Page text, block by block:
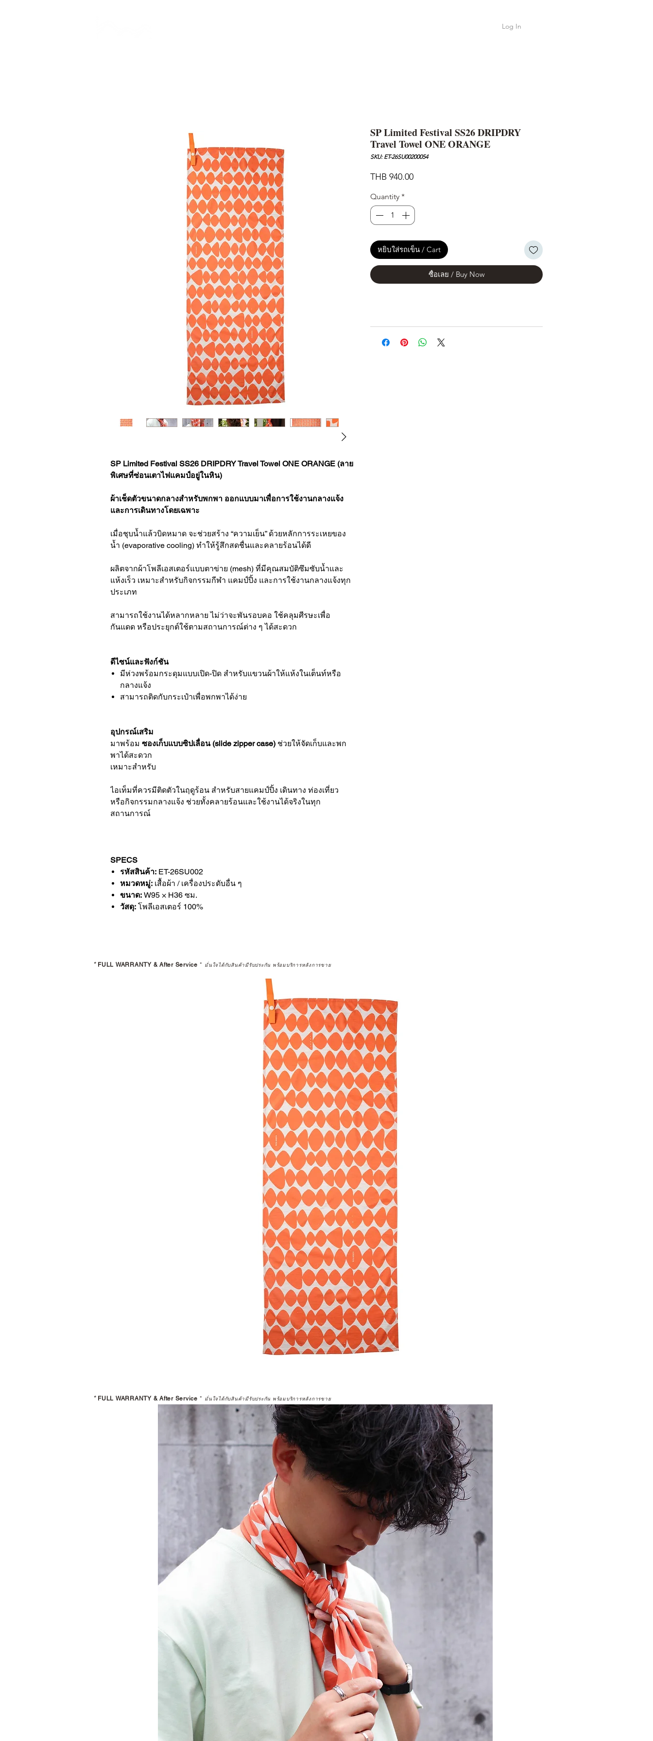
Log In
SP Limited Festival SS26 DRIPDRY Travel Towel ONE ORANGE (ลาย
พิเศษที่ซ่อนเตาไฟแคมป์อยู่ในหิน)
ผ้าเช็ดตัวขนาดกลางสำหรับพกพา ออกแบบมาเพื่อการใช้งานกลางแจ้ง
และการเดินทางโดยเฉพาะ
เมื่อชุบน้ำแล้วบิดหมาด จะช่วยสร้าง “ความเย็น” ด้วยหลักการระเหยของ
น้ำ (evaporative cooling) ทำให้รู้สึกสดชื่นและคลายร้อนได้ดี
ผลิตจากผ้าโพลีเอสเตอร์แบบตาข่าย (mesh) ที่มีคุณสมบัติซึมซับน้ำและ
แห้งเร็ว เหมาะสำหรับกิจกรรมกีฬา แคมป์ปิ้ง และการใช้งานกลางแจ้งทุก
ประเภท
สามารถใช้งานได้หลากหลาย ไม่ว่าจะพันรอบคอ ใช้คลุมศีรษะเพื่อ
กันแดด หรือประยุกต์ใช้ตามสถานการณ์ต่าง ๆ ได้สะดวก
ดีไซน์และฟังก์ชัน
มีห่วงพร้อมกระดุมแบบเปิด-ปิด สำหรับแขวนผ้าให้แห้งในเต็นท์หรือ
กลางแจ้ง
สามารถติดกับกระเป๋าเพื่อพกพาได้ง่าย
อุปกรณ์เสริม
มาพร้อม ซองเก็บแบบซิปเลื่อน (slide zipper case) ช่วยให้จัดเก็บและพก
พาได้สะดวก
เหมาะสำหรับ
ไอเท็มที่ควรมีติดตัวในฤดูร้อน สำหรับสายแคมป์ปิ้ง เดินทาง ท่องเที่ยว
หรือกิจกรรมกลางแจ้ง ช่วยทั้งคลายร้อนและใช้งานได้จริงในทุก
สถานการณ์
SPECS
รหัสสินค้า: ET-26SU002
หมวดหมู่: เสื้อผ้า / เครื่องประดับอื่น ๆ
ขนาด: W95 × H36 ซม.
วัสดุ: โพลีเอสเตอร์ 100%
SP Limited Festival SS26 DRIPDRY
Travel Towel ONE ORANGE
SKU: ET-26SU00200054
THB 940.00Price
Quantity *
หยิบใส่รถเข็น / Cart
ซื้อเลย / Buy Now
* FULL WARRANTY & After Service * มั่นใจได้กับสินค้ามีรับประกัน พร้อมบริการหลังการขาย
* FULL WARRANTY & After Service * มั่นใจได้กับสินค้ามีรับประกัน พร้อมบริการหลังการขาย